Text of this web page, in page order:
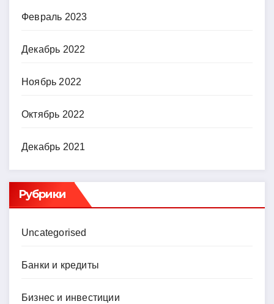
Февраль 2023
Декабрь 2022
Ноябрь 2022
Октябрь 2022
Декабрь 2021
Рубрики
Uncategorised
Банки и кредиты
Бизнес и инвестиции